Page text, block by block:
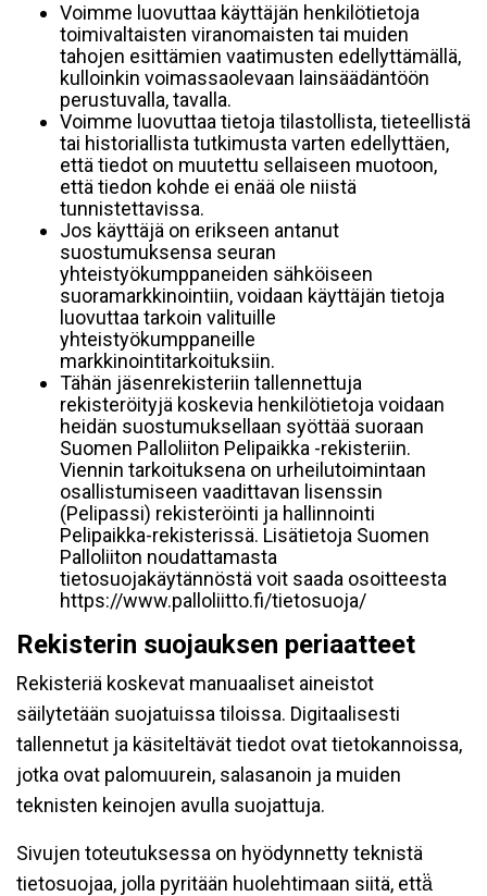
Voimme luovuttaa käyttäjän henkilötietoja
toimivaltaisten viranomaisten tai muiden
tahojen esittämien vaatimusten edellyttämällä,
kulloinkin voimassaolevaan lainsäädäntöön
perustuvalla, tavalla.
Voimme luovuttaa tietoja tilastollista, tieteellistä
tai historiallista tutkimusta varten edellyttäen,
että tiedot on muutettu sellaiseen muotoon,
että tiedon kohde ei enää ole niistä
tunnistettavissa.
Jos käyttäjä on erikseen antanut
suostumuksensa seuran
yhteistyökumppaneiden sähköiseen
suoramarkkinointiin, voidaan käyttäjän tietoja
luovuttaa tarkoin valituille
yhteistyökumppaneille
markkinointitarkoituksiin.
Tähän jäsenrekisteriin tallennettuja
rekisteröityjä koskevia henkilötietoja voidaan
heidän suostumuksellaan syöttää suoraan
Suomen Palloliiton Pelipaikka -rekisteriin.
Viennin tarkoituksena on urheilutoimintaan
osallistumiseen vaadittavan lisenssin
(Pelipassi) rekisteröinti ja hallinnointi
Pelipaikka-rekisterissä. Lisätietoja Suomen
Palloliiton noudattamasta
tietosuojakäytännöstä voit saada osoitteesta
https://www.palloliitto.fi/tietosuoja/
Rekisterin suojauksen periaatteet
Rekisteriä koskevat manuaaliset aineistot
säilytetään suojatuissa tiloissa. Digitaalisesti
tallennetut ja käsiteltävät tiedot ovat tietokannoissa,
jotka ovat palomuurein, salasanoin ja muiden
teknisten keinojen avulla suojattuja.
Sivujen toteutuksessa on hyödynnetty teknistä
tietosuojaa, jolla pyritään huolehtimaan siitä, että̈